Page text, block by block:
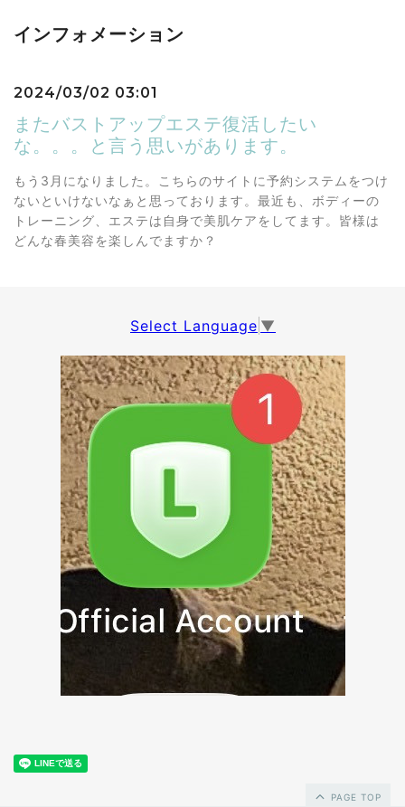
インフォメーション
2024/03/02 03:01
またバストアップエステ復活したい
な。。。と言う思いがあります。
もう3月になりました。こちらのサイトに予約システムをつけ
ないといけないなぁと思っております。最近も、ボディーの
トレーニング、エステは自身で美肌ケアをしてます。皆様は
どんな春美容を楽しんでますか？
Select Language ▼
PAGE TOP